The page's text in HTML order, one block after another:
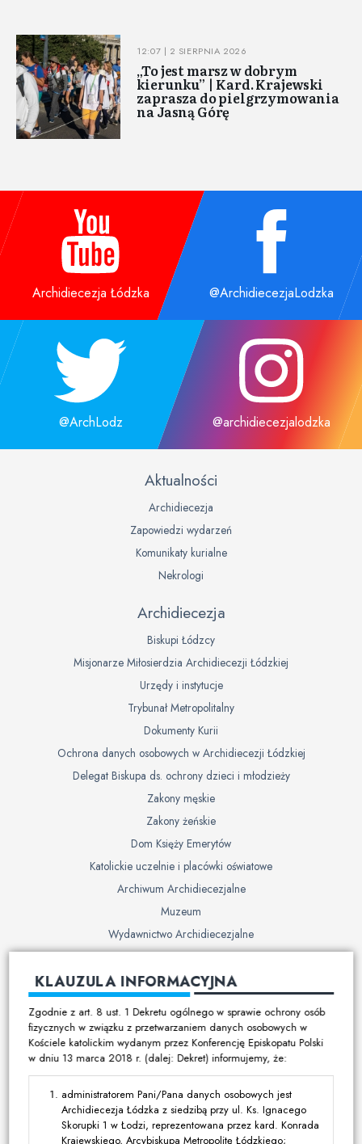
12:07 | 2 SIERPNIA 2026
„To jest marsz w dobrym
kierunku” | Kard. Krajewski
zaprasza do pielgrzymowania
na Jasną Górę
Archidiecezja Łódzka @ArchidiecezjaLodzka
@ArchLodz @archidiecezjalodzka
Aktualności
Archidiecezja
Zapowiedzi wydarzeń
Komunikaty kurialne
Nekrologi
Archidiecezja
Biskupi Łódzcy
Misjonarze Miłosierdzia Archidiecezji Łódzkiej
Urzędy i instytucje
Trybunał Metropolitalny
Dokumenty Kurii
Ochrona danych osobowych w Archidiecezji Łódzkiej
Delegat Biskupa ds. ochrony dzieci i młodzieży
Zakony męskie
Zakony żeńskie
Dom Księży Emerytów
Katolickie uczelnie i placówki oświatowe
Archiwum Archidiecezjalne
Muzeum
Wydawnictwo Archidiecezjalne
Cmentarze
Duszpasterstwo
Program duszpasterski
Kalendarz pracy duszpasterskiej
Duszpasterstwo specjalistyczne
Ruchy i stowarzyszenia
Multimedia
KLAUZULA INFORMACYJNA
Zgodnie z art. 8 ust. 1 Dekretu ogólnego w sprawie ochrony osób
fizycznych w związku z przetwarzaniem danych osobowych w
Kościele katolickim wydanym przez Konferencję Episkopatu Polski
w dniu 13 marca 2018 r. (dalej: Dekret) informujemy, że:
administratorem Pani/Pana danych osobowych jest
Archidiecezja Łódzka z siedzibą przy ul. Ks. Ignacego
Skorupki 1 w Łodzi, reprezentowana przez kard. Konrada
Krajewskiego, Arcybiskupa Metropolitę Łódzkiego;